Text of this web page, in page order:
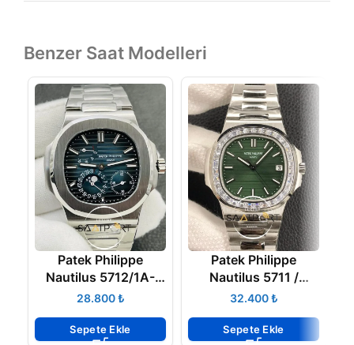
Benzer Saat Modelleri
Patek Philippe
Nautilus 5712/1A-
001 V1₺
Sepete Ekle
Patek Philippe
Nautilus 5711 /
1300A-001
₺
Sepete Ekle